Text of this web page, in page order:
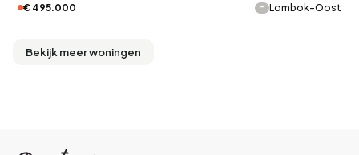
€ 495.000
- Lombok-Oost
Bekijk meer woningen